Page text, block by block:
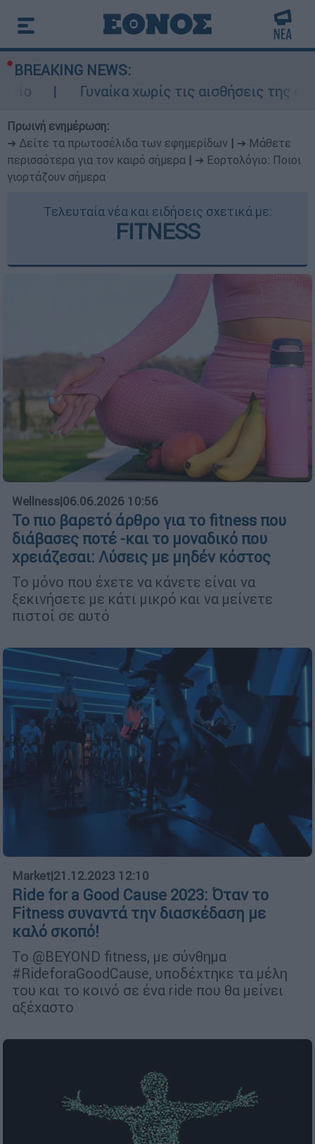
BREAKING NEWS:
Γυναίκα χωρίς τις αισθήσεις της σε
Πρωινή ενημέρωση:
➔ Δείτε τα πρωτοσέλιδα των εφημερίδων
➔ Μάθετε
περισσότερα για τον καιρό σήμερα
➔ Εορτολόγιο: Ποιοι
γιορτάζουν σήμερα
Τελευταία νέα και ειδήσεις σχετικά με:
FITNESS
Wellness|06.06.2026 10:56
Το πιο βαρετό άρθρο για το fitness που
διάβασες ποτέ -και το μοναδικό που
χρειάζεσαι: Λύσεις με μηδέν κόστος
Το μόνο που έχετε να κάνετε είναι να
ξεκινήσετε με κάτι μικρό και να μείνετε
πιστοί σε αυτό
Market|21.12.2023 12:10
Ride for a Good Cause 2023: Όταν το
Fitness συναντά την διασκέδαση με
καλό σκοπό!
Το @BEYOND fitness, με σύνθημα
#RideforaGoodCause, υποδέχτηκε τα μέλη
του και το κοινό σε ένα ride που θα μείνει
αξέχαστο